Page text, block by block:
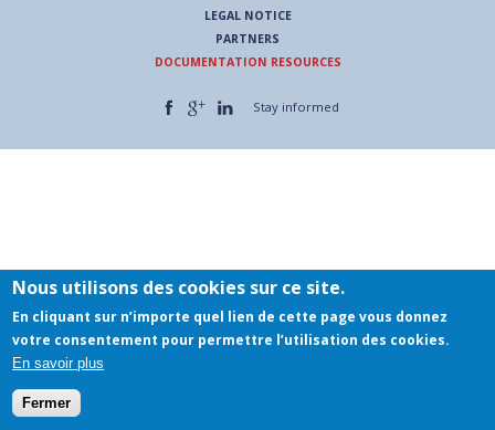
LEGAL NOTICE
PARTNERS
DOCUMENTATION RESOURCES
Stay informed
Nous utilisons des cookies sur ce site.
En cliquant sur n’importe quel lien de cette page vous donnez
votre consentement pour permettre l’utilisation des cookies.
En savoir plus
Fermer